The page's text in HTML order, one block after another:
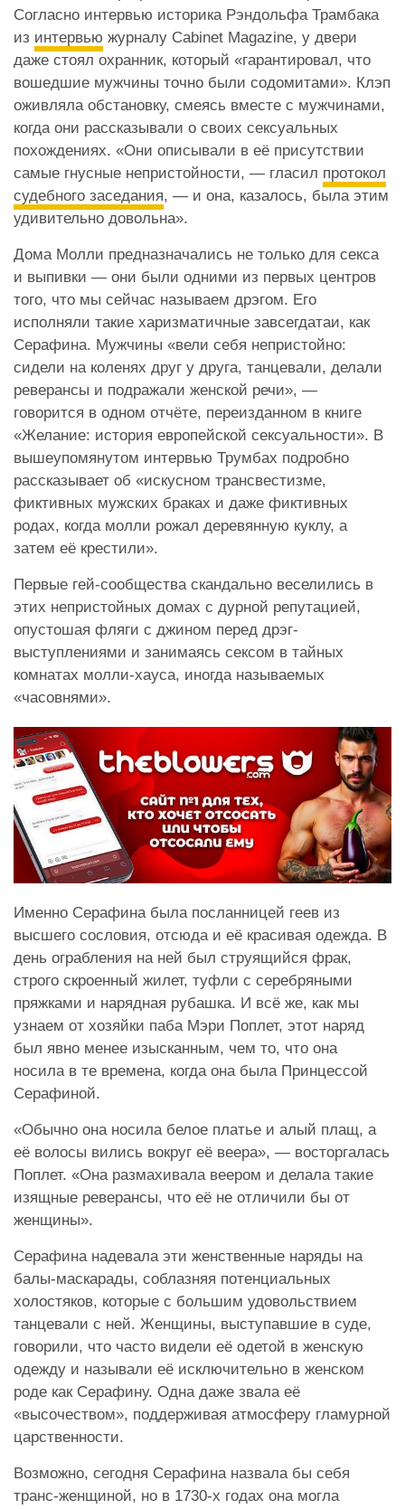
Согласно интервью историка Рэндольфа Трамбака
из интервью журналу Cabinet Magazine, у двери
даже стоял охранник, который «гарантировал, что
вошедшие мужчины точно были содомитами». Клэп
оживляла обстановку, смеясь вместе с мужчинами,
когда они рассказывали о своих сексуальных
похождениях. «Они описывали в её присутствии
самые гнусные непристойности, — гласил протокол
судебного заседания, — и она, казалось, была этим
удивительно довольна».
Дома Молли предназначались не только для секса
и выпивки — они были одними из первых центров
того, что мы сейчас называем дрэгом. Его
исполняли такие харизматичные завсегдатаи, как
Серафина. Мужчины «вели себя непристойно:
сидели на коленях друг у друга, танцевали, делали
реверансы и подражали женской речи», —
говорится в одном отчёте, переизданном в книге
«Желание: история европейской сексуальности». В
вышеупомянутом интервью Трумбах подробно
рассказывает об «искусном трансвестизме,
фиктивных мужских браках и даже фиктивных
родах, когда молли рожал деревянную куклу, а
затем её крестили».
Первые гей-сообщества скандально веселились в
этих непристойных домах с дурной репутацией,
опустошая фляги с джином перед дрэг-
выступлениями и занимаясь сексом в тайных
комнатах молли-хауса, иногда называемых
«часовнями».
Именно Серафина была посланницей геев из
высшего сословия, отсюда и её красивая одежда. В
день ограбления на ней был струящийся фрак,
строго скроенный жилет, туфли с серебряными
пряжками и нарядная рубашка. И всё же, как мы
узнаем от хозяйки паба Мэри Поплет, этот наряд
был явно менее изысканным, чем то, что она
носила в те времена, когда она была Принцессой
Серафиной.
«Обычно она носила белое платье и алый плащ, а
её волосы вились вокруг её веера», — восторгалась
Поплет. «Она размахивала веером и делала такие
изящные реверансы, что её не отличили бы от
женщины».
Серафина надевала эти женственные наряды на
балы-маскарады, соблазняя потенциальных
холостяков, которые с большим удовольствием
танцевали с ней. Женщины, выступавшие в суде,
говорили, что часто видели её одетой в женскую
одежду и называли её исключительно в женском
роде как Серафину. Одна даже звала её
«высочеством», поддерживая атмосферу гламурной
царственности.
Возможно, сегодня Серафина назвала бы себя
транс-женщиной, но в 1730-х годах она могла